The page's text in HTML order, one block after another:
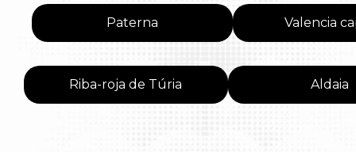
Paterna Valencia
Riba-roja de Túria Aldaia